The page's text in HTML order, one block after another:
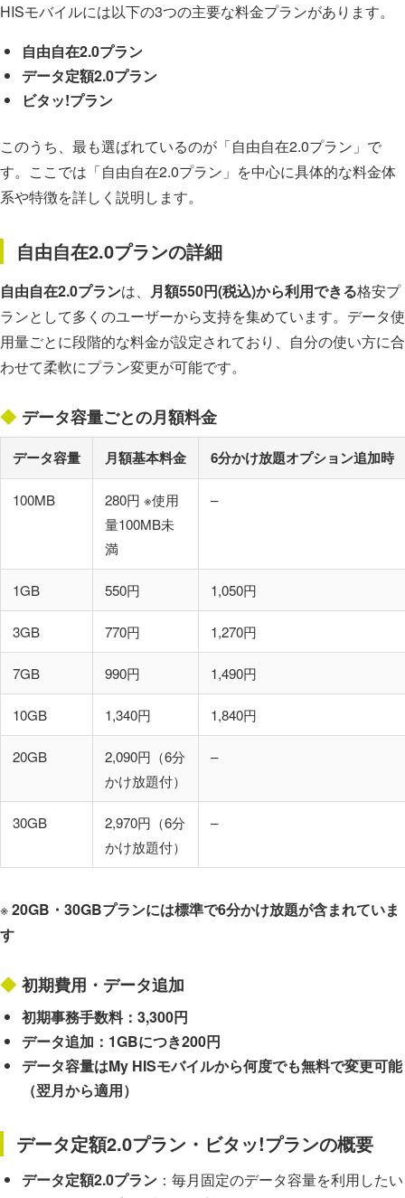
HISモバイルには以下の3つの主要な料金プランがあります。
自由自在2.0プラン
データ定額2.0プラン
ビタッ!プラン
このうち、最も選ばれているのが「自由自在2.0プラン」で
す。ここでは「自由自在2.0プラン」を中心に具体的な料金体
系や特徴を詳しく説明します。
自由自在2.0プランの詳細
自由自在2.0プランは、 月額550円(税込)から利用できる格安プ
ランとして多くのユーザーから支持を集めています。データ使
用量ごとに段階的な料金が設定されており、自分の使い方に合
わせて柔軟にプラン変更が可能です。
データ容量ごとの月額料金
データ容量 月額基本料金 6分かけ放題オプション追加時
100MB
280円 ※使用
量100MB未
満
–
1GB 550円 1,050円
3GB 770円 1,270円
7GB 990円 1,490円
10GB 1,340円 1,840円
20GB
2,090円（6分
かけ放題付）
–
30GB
2,970円（6分
かけ放題付）
–
※20GB・30GBプランには標準で6分かけ放題が含まれていま
す
初期費用・データ追加
初期事務手数料：3,300円
データ追加：1GBにつき200円
データ容量はMy HISモバイルから何度でも無料で変更可能
（翌月から適用）
データ定額2.0プラン・ビタッ!プランの概要
データ定額2.0プラン ：毎月固定のデータ容量を利用したい